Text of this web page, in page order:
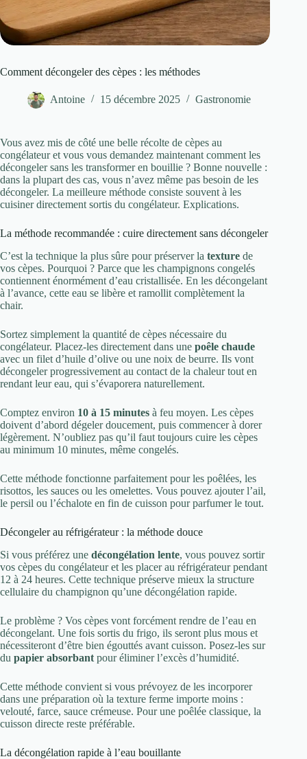
Comment décongeler des cèpes : les méthodes
Antoine 15 décembre 2025 Gastronomie
Vous avez mis de côté une belle récolte de cèpes au
congélateur et vous vous demandez maintenant comment les
décongeler sans les transformer en bouillie ? Bonne nouvelle :
dans la plupart des cas, vous n’avez même pas besoin de les
décongeler. La meilleure méthode consiste souvent à les
cuisiner directement sortis du congélateur. Explications.
La méthode recommandée : cuire directement sans décongeler
C’est la technique la plus sûre pour préserver la texture de
vos cèpes. Pourquoi ? Parce que les champignons congelés
contiennent énormément d’eau cristallisée. En les décongelant
à l’avance, cette eau se libère et ramollit complètement la
chair.
Sortez simplement la quantité de cèpes nécessaire du
congélateur. Placez-les directement dans une poêle chaude
avec un filet d’huile d’olive ou une noix de beurre. Ils vont
décongeler progressivement au contact de la chaleur tout en
rendant leur eau, qui s’évaporera naturellement.
Comptez environ 10 à 15 minutes à feu moyen. Les cèpes
doivent d’abord dégeler doucement, puis commencer à dorer
légèrement. N’oubliez pas qu’il faut toujours cuire les cèpes
au minimum 10 minutes, même congelés.
Cette méthode fonctionne parfaitement pour les poêlées, les
risottos, les sauces ou les omelettes. Vous pouvez ajouter l’ail,
le persil ou l’échalote en fin de cuisson pour parfumer le tout.
Décongeler au réfrigérateur : la méthode douce
Si vous préférez une décongélation lente, vous pouvez sortir
vos cèpes du congélateur et les placer au réfrigérateur pendant
12 à 24 heures. Cette technique préserve mieux la structure
cellulaire du champignon qu’une décongélation rapide.
Le problème ? Vos cèpes vont forcément rendre de l’eau en
décongelant. Une fois sortis du frigo, ils seront plus mous et
nécessiteront d’être bien égouttés avant cuisson. Posez-les sur
du papier absorbant pour éliminer l’excès d’humidité.
Cette méthode convient si vous prévoyez de les incorporer
dans une préparation où la texture ferme importe moins :
velouté, farce, sauce crémeuse. Pour une poêlée classique, la
cuisson directe reste préférable.
La décongélation rapide à l’eau bouillante